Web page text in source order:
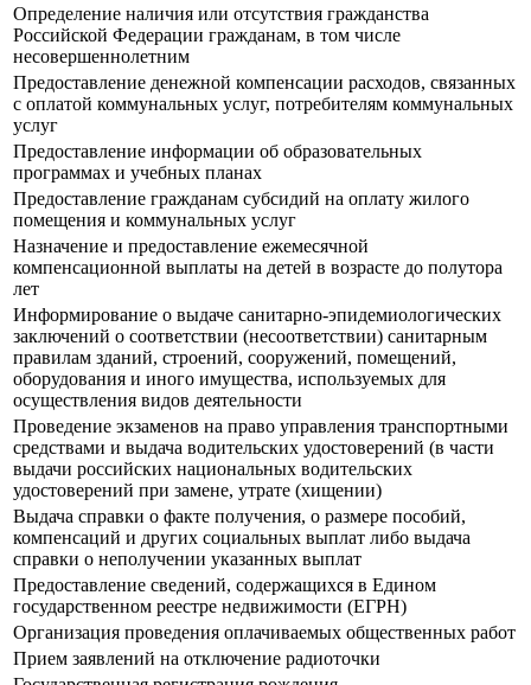
Определение наличия или отсутствия гражданства
Российской Федерации гражданам, в том числе
несовершеннолетним
Предоставление денежной компенсации расходов, связанных
с оплатой коммунальных услуг, потребителям коммунальных
услуг
Предоставление информации об образовательных
программах и учебных планах
Предоставление гражданам субсидий на оплату жилого
помещения и коммунальных услуг
Назначение и предоставление ежемесячной
компенсационной выплаты на детей в возрасте до полутора
лет
Информирование о выдаче санитарно-эпидемиологических
заключений о соответствии (несоответствии) санитарным
правилам зданий, строений, сооружений, помещений,
оборудования и иного имущества, используемых для
осуществления видов деятельности
Прoведение экзаменов на право управления транспортными
средствами и выдача водительских удостоверений (в части
выдачи российских национальных водительских
удостоверений при замене, утрате (хищении)
Выдача справки о факте получения, о размере пособий,
компенсаций и других социальных выплат либо выдача
справки о неполучении указанных выплат
Предоставление сведений, содержащихся в Едином
государственном реестре недвижимости (ЕГРН)
Организация проведения оплачиваемых общественных работ
Прием заявлений на отключение радиоточки